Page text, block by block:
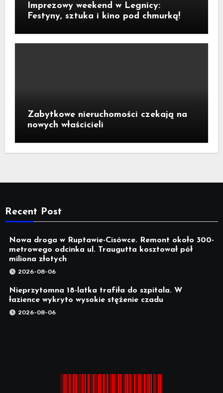
Imprezowy weekend w Legnicy:
Festyny, sztuka i kino pod chmurką!
Zabytkowe nieruchomości czekają na
nowych właścicieli
Recent Post
Nowa droga w Ruptawie-Cisówce. Remont około 300-
metrowego odcinka ul. Traugutta kosztował pół
miliona złotych
2026-08-06
Nieprzytomna 18-latka trafiła do szpitala. W
łazience wykryto wysokie stężenie czadu
2026-08-06